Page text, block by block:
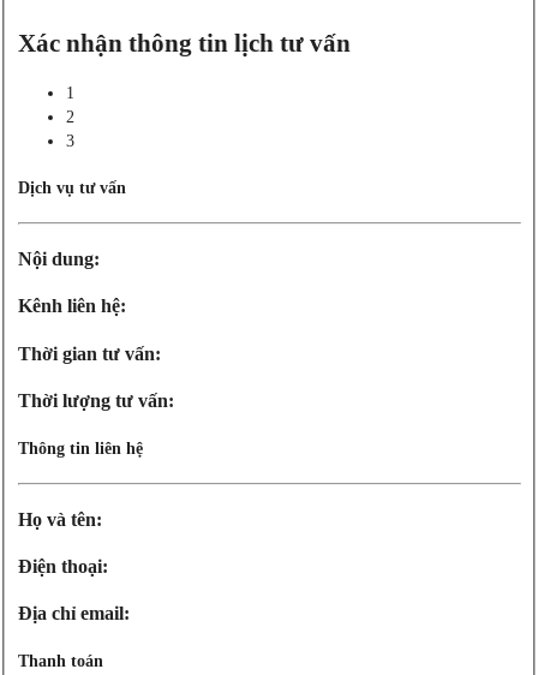
Xác nhận thông tin lịch tư vấn
1
2
3
Dịch vụ tư vấn
Nội dung:
Kênh liên hệ:
Thời gian tư vấn:
Thời lượng tư vấn:
Thông tin liên hệ
Họ và tên:
Điện thoại:
Địa chỉ email:
Thanh toán